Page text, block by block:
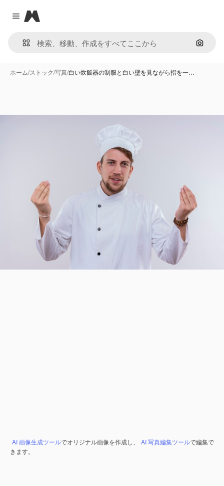
Close menu
Magnific
画像で
ホーム/ストック/写真/白い炊飯器の制服と白い壁を見ながら指を一…
AI 画像生成ツールでオリジナル画像を作成し、 AI 写真編集ツールで編集で
きます。